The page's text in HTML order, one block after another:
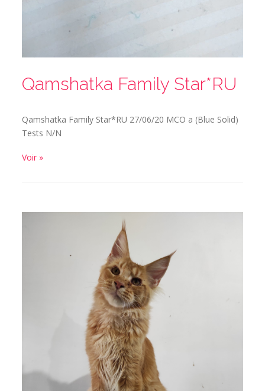
Qamshatka Family Star*RU
Qamshatka Family Star*RU 27/06/20 MCO a (Blue Solid)
Tests N/N
Voir »